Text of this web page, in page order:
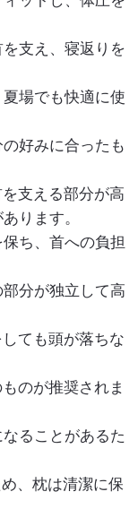
支え、寝返りを
場でも快適に使
好みに合ったも
支える部分が高
ります。
ち、首への負担
分が独立して高
ても頭が落ちな
のが推奨されま
ることがあるた
、枕は清潔に保